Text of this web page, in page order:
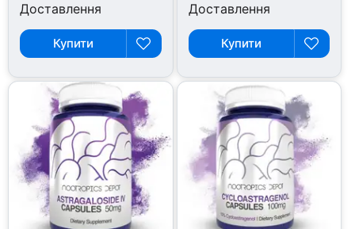
Доставлення
Купити
Доставлення
Купити